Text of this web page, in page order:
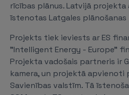
rīcības plānus. Latvijā
īstenotas Latgales
Projekts tiek ieviests ar ES
"Intelligent Energy - Europe"
Projekta vadošais partneris ir
kamera, un projektā apvienoti
Savienības valstīm. Tā